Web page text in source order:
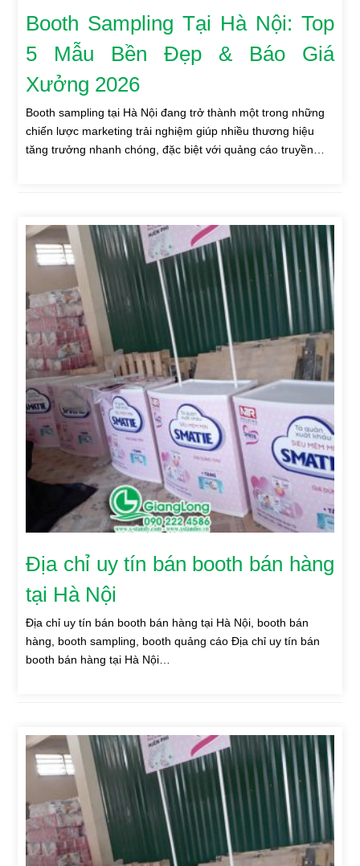
Booth Sampling Tại Hà Nội: Top
5 Mẫu Bền Đẹp & Báo Giá
Xưởng 2026
Booth sampling tại Hà Nội đang trở thành một trong những
chiến lược marketing trải nghiệm giúp nhiều thương hiệu
tăng trưởng nhanh chóng, đặc biệt với quảng cáo truyền…
Địa chỉ uy tín bán booth bán hàng
tại Hà Nội
Địa chỉ uy tín bán booth bán hàng tại Hà Nội, booth bán
hàng, booth sampling, booth quảng cáo Địa chỉ uy tín bán
booth bán hàng tại Hà Nội…